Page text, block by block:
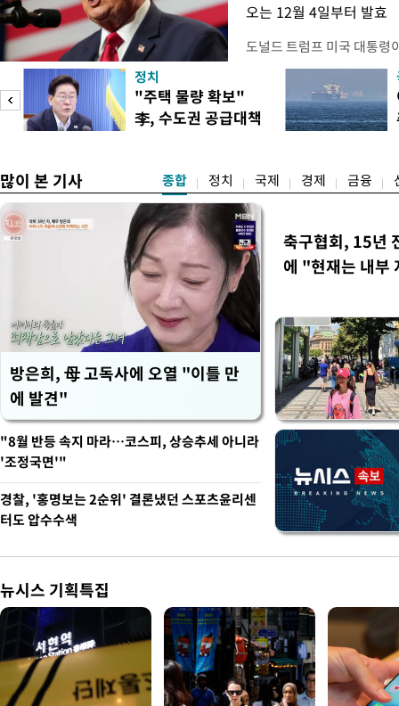
오는 12월 4일부터 발효
도널드 트럼프 미국 대통령
콘 산업과 공급망을 보호
대통령은 6일(현지 시간)
품 수입에 최저 수입가격제
15%의 종가 관세를 부과
러
정치
"주택 물량 확보"
李, 수도권 공급대책
많이 본 기사 종합 정치 국제 경제 금융
방은희, 母 고독사에 오열 "이틀 만
에 발견"
축구협회, 15년
에 "현재는 내부
"8월 반등 속지 마라…코스피, 상승추세 아니라
'조정국면'"
경찰, '홍명보는 2순위' 결론냈던 스포츠윤리센
터도 압수수색
뉴시스 기획특집